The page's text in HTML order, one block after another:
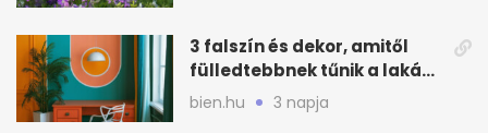
3 falszín és dekor, amitől
fülledtebbnek tűnik a lakás
nyáron
bien.hu 3 napja